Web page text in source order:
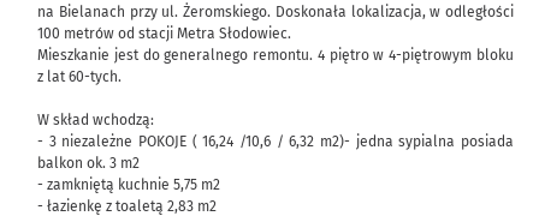
na Bielanach przy ul. Żeromskiego. Doskonała lokalizacja, w odległości
100 metrów od stacji Metra Słodowiec.
Mieszkanie jest do generalnego remontu. 4 piętro w 4-piętrowym bloku
z lat 60-tych.
W skład wchodzą:
- 3 niezależne POKOJE ( 16,24 /10,6 / 6,32 m2)- jedna sypialna posiada
balkon ok. 3 m2
- zamkniętą kuchnie 5,75 m2
- łazienkę z toaletą 2,83 m2